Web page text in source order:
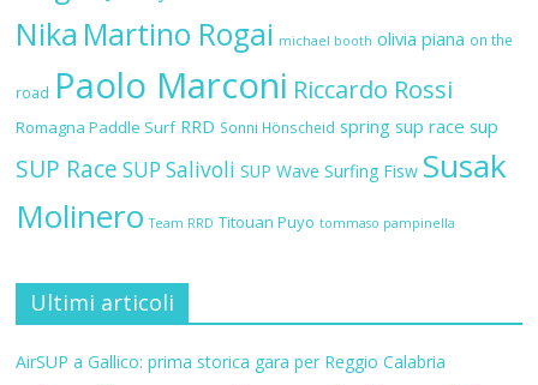
Nika Martino Rogai michael booth olivia piana on the
road Paolo Marconi Riccardo Rossi
Romagna Paddle Surf RRD Sonni Hönscheid spring sup race sup
SUP Race SUP Salivoli SUP Wave Surfing Fisw Susak
Molinero Team RRD Titouan Puyo tommaso pampinella
Ultimi articoli
AirSUP a Gallico: prima storica gara per Reggio Calabria